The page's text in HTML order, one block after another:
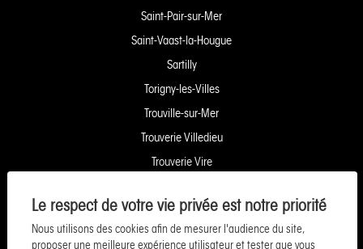
Le respect de votre vie privée est notre priorité
Nous utilisons des cookies afin de mesurer l'audience du site,
proposer une meilleure expérience utilisateur et tester que vous
Saint-Pair-sur-Mer
Saint-Vaast-la-Hougue
Sartilly
Torigny-les-Villes
Trouville-sur-Mer
Trouverie Villedieu
Trouverie Vire
Yquelon Service Copropriété
Service Pozzo Financement